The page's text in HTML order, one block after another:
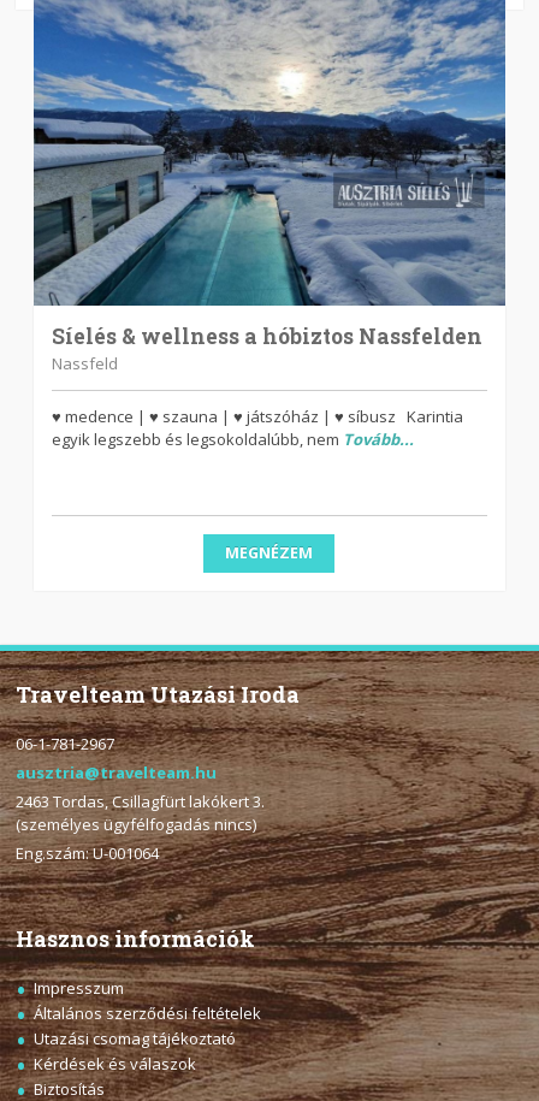
Síelés & wellness a hóbiztos Nassfelden
Nassfeld
♥ medence | ♥ szauna | ♥ játszóház | ♥ síbusz Karintia
egyik legszebb és legsokoldalúbb, nem Tovább...
MEGNÉZEM
Travelteam Utazási Iroda
06-1-781-2967
ausztria@travelteam.hu
2463 Tordas, Csillagfürt lakókert 3.
(személyes ügyfélfogadás nincs)
Eng.szám: U-001064
Hasznos információk
Impresszum
Általános szerződési feltételek
Utazási csomag tájékoztató
Kérdések és válaszok
Biztosítás